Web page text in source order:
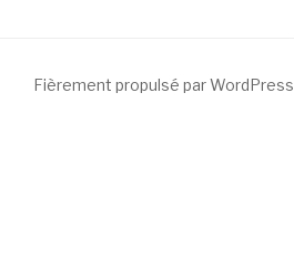
Fièrement propulsé par WordPress